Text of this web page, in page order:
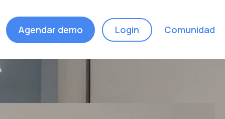
Agendar demo Login Comunidad